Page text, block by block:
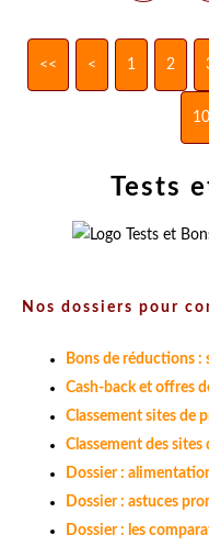
<< < 1 2
10
Tests
Nos dossiers pour
Bons de réductions
Cash-back et offres
Classement sites de
Classement des sites
Dossier :
Dossier : astuces
Dossier : les